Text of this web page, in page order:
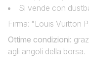
Si vende con
Firma: "Louis Vuitton
Ottime condizioni:
agli angoli della borsa.